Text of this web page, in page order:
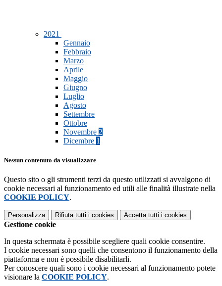
2021
Gennaio
Febbraio
Marzo
Aprile
Maggio
Giugno
Luglio
Agosto
Settembre
Ottobre
Novembre 2
Dicembre 1
Nessun contenuto da visualizzare
Questo sito o gli strumenti terzi da questo utilizzati si avvalgono di
cookie necessari al funzionamento ed utili alle finalità illustrate nella
COOKIE POLICY.
Personalizza Rifiuta tutti i cookies Accetta tutti i cookies
Gestione cookie
In questa schermata è possibile scegliere quali cookie consentire.
I cookie necessari sono quelli che consentono il funzionamento della
piattaforma e non è possibile disabilitarli.
Per conoscere quali sono i cookie necessari al funzionamento potete
visionare la COOKIE POLICY.